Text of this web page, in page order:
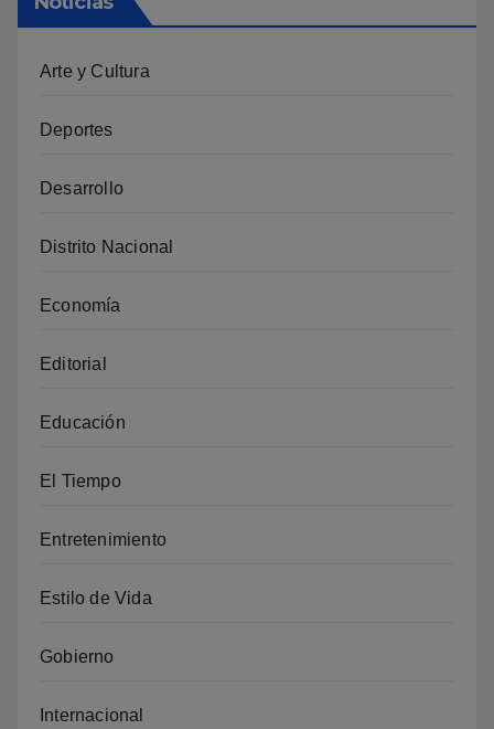
Arte y Cultura
Deportes
Desarrollo
Distrito Nacional
Economía
Editorial
Educación
El Tiempo
Entretenimiento
Estilo de Vida
Gobierno
Internacional